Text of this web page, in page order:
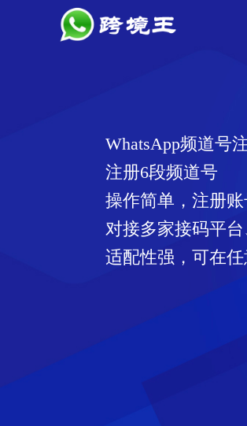
WhatsApp频道号
注册6段频道号
操作简单，注册
对接多家接码平
适配性强，可在